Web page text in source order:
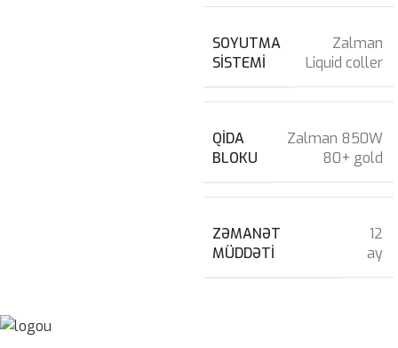
SOYUTMA
SISTEMI
Zalman
Liquid coller
QIDA
BLOKU
Zalman 850W
80+ gold
ZƏMANƏT
MÜDDƏTI
12
ay